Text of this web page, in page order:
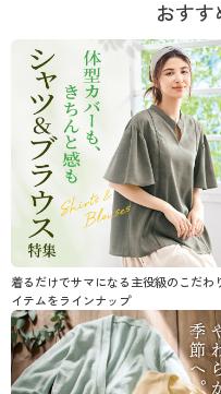
おすす
着るだけでサマになる主役級のこだわ
イテムをラインナップ